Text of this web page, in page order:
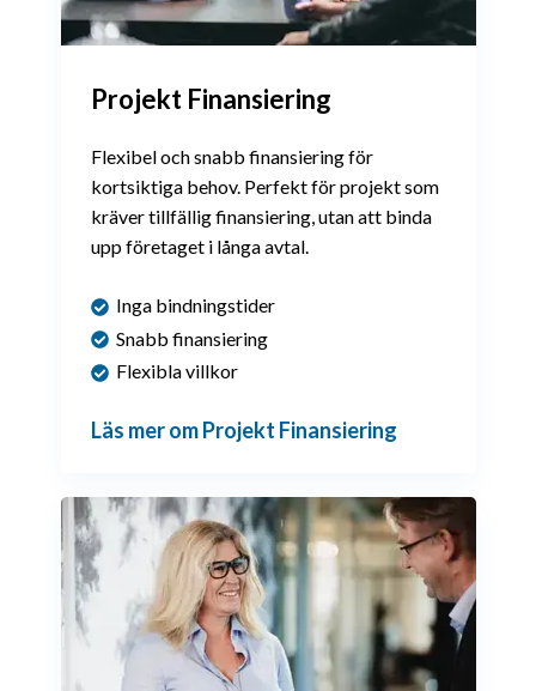
Projekt Finansiering
Flexibel och snabb finansiering för
kortsiktiga behov. Perfekt för projekt som
kräver tillfällig finansiering, utan att binda
upp företaget i långa avtal.
Inga bindningstider
Snabb finansiering
Flexibla villkor
Läs mer om Projekt Finansiering